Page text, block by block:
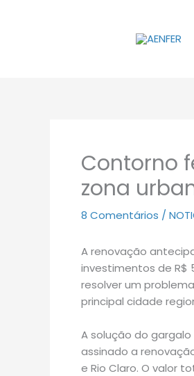
Contorno
zona
8 Comentários /
A renovação
investimentos de R$
resolver um
principal cidade
A solução do
assinado a
e Rio Claro. O valor